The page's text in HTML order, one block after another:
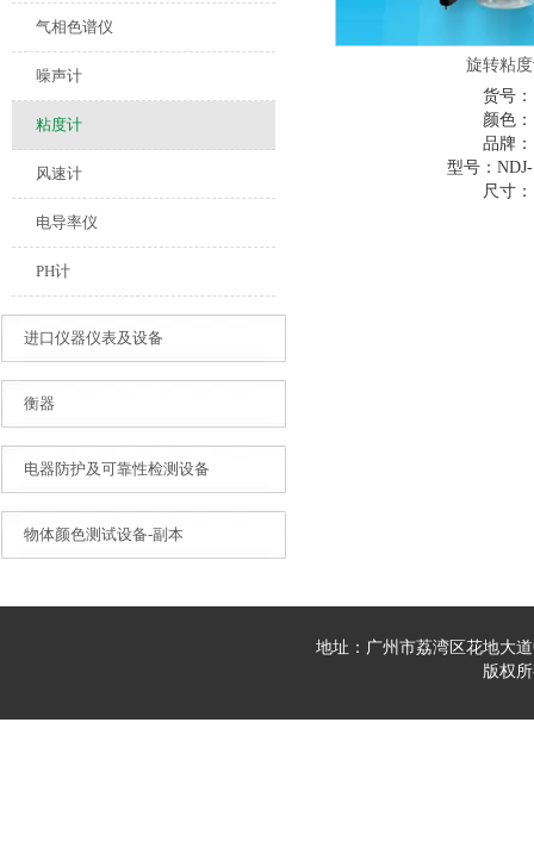
气相色谱仪
噪声计
粘度计
风速计
电导率仪
PH计
进口仪器仪表及设备
衡器
电器防护及可靠性检测设备
物体颜色测试设备-副本
旋转粘
货号：
颜色：
品牌：
型号：
尺寸：
地址：广州市荔湾区花地大
版权